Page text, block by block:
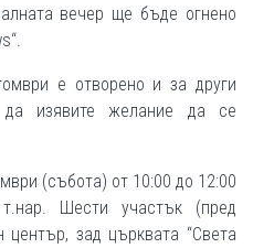
вечер ще бъде огнено
е отворено и за други
изявите желание да се
(събота) от 10:00 до 12:00
Шести участък (пред
център, зад църквата “Света